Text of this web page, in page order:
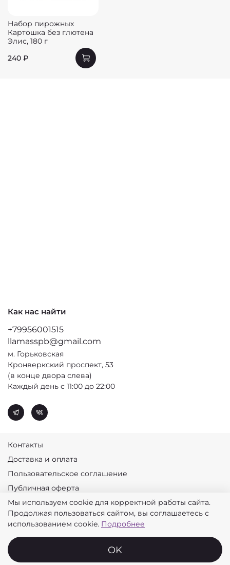
Набор пирожных
Картошка без глютена
Элис, 180 г
240 ₽
Как нас найти
+79956001515
llamasspb@gmail.com
м. Горьковская
Кронверкский проспект, 53
(в конце двора слева)
Каждый день с 11:00 до 22:00
Контакты
Доставка и оплата
Пользовательское соглашение
Публичная оферта
Политика конфиденциальности
© 2026 Лламас
Мы используем cookie для корректной работы сайта.
Продолжая пользоваться сайтом, вы соглашаетесь с
использованием cookie. Подробнее
OK